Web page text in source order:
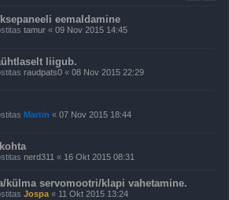
eemaldamine
tamur « 09 Nov 2015 14:45
liigub.
raudpats0 « 08 Nov 2015 22:29
Martin « 07 Nov 2015 18:44
nerd311 « 16 Okt 2015 08:31
külma servomootri/klapi vahetamine.
Jospa « 11 Okt 2015 13:24